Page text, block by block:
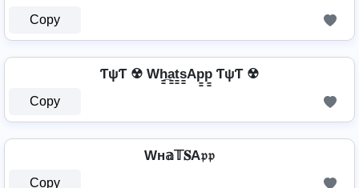
Copy
ƬψƬ ☢ Wh̳̲a̳t̳s̳Ap̳p̳ ƬψƬ ☢
Copy
Wн𝕒𝕋𝐒A𝔭𝔭
Copy